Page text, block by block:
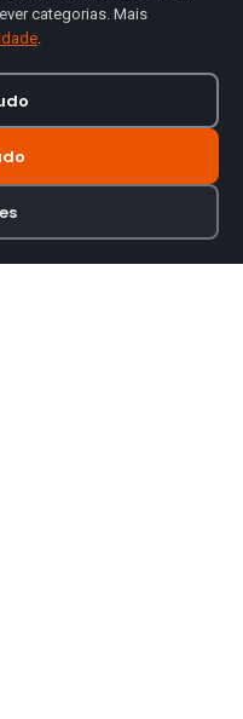
categorias. Mais
.